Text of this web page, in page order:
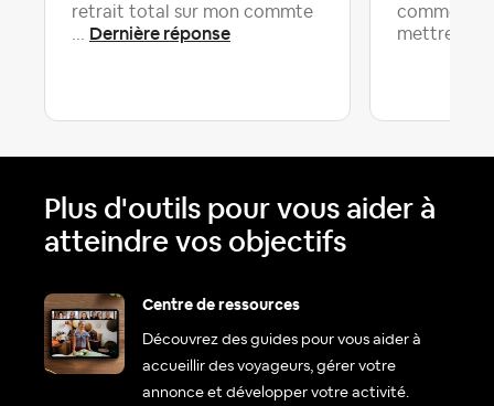
retrait total sur mon commte
Dernière réponse
comment
mettre...
Plus d'outils pour vous aider à
atteindre vos objectifs
Centre de ressources
Découvrez des guides pour vous aider à
accueillir des voyageurs, gérer votre
annonce et développer votre activité.